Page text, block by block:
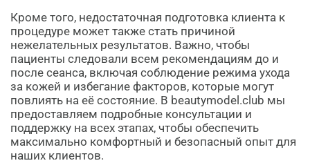
Кроме того, недостаточная подготовка клиента к
процедуре может также стать причиной
нежелательных результатов. Важно, чтобы
пациенты следовали всем рекомендациям до и
после сеанса, включая соблюдение режима ухода
за кожей и избегание факторов, которые могут
повлиять на её состояние. В beautymodel.club мы
предоставляем подробные консультации и
поддержку на всех этапах, чтобы обеспечить
максимально комфортный и безопасный опыт для
наших клиентов.